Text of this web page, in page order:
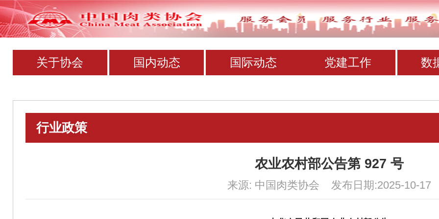
关于协会 国内动态 国际动态 党建工作 数
行业政策
农业农村部公告第 927 号
来源: 中国肉类协会 发布日期:2025-10-17